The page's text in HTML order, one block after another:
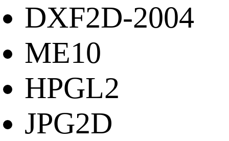
DXF2D-2004
ME10
HPGL2
JPG2D